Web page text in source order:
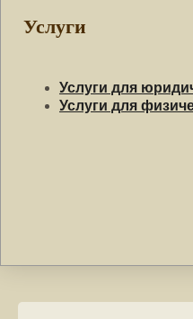
Услуги
Услуги для
Услуги для